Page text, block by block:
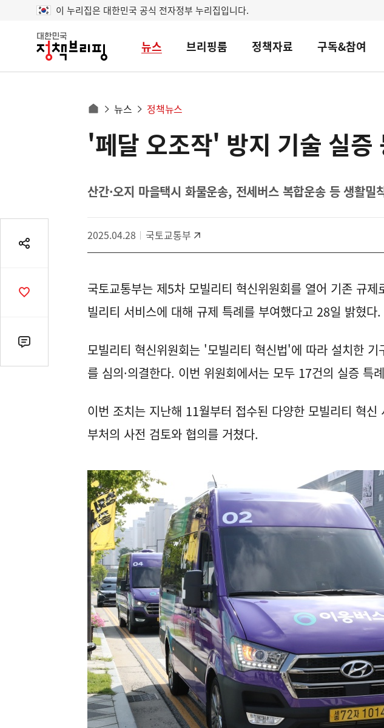
이 누리집은 대한민국 공식 전자정부 누리집입니다.
대
민
뉴스 브리핑룸 정책자료 구독&참여
로
으
로
뉴스 정책뉴스
공
기
공
댓
글
'페달 오조작' 방지 기술 실
산간·오지 마을택시 화물운송, 전세버스 복합운송 등 생활밀
2025.04.28 국토교통부
국토교통부는 제5차 모빌리티 혁신위원회를 열어 기존 규
빌리티 서비스에 대해 규제 특례를 부여했다고 28일 밝혔다.
모빌리티 혁신위원회는 '모빌리티 혁신법'에 따라 설치한 기
를 심의·의결한다. 이번 위원회에서는 모두 17건의 실증 특
이번 조치는 지난해 11월부터 접수된 다양한 모빌리티 혁신
부처의 사전 검토와 협의를 거쳤다.